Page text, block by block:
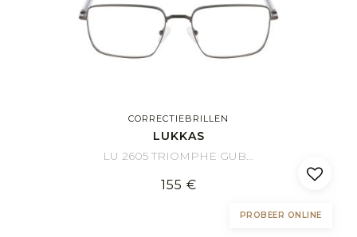
CORRECTIEBRILLEN
LUKKAS
LU 2605 TRIOMPHE GUBL 58/19
155 €
PROBEER ONLINE